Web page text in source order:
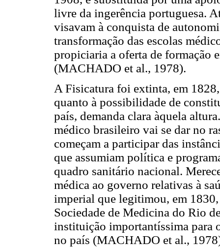
livre da ingerência portuguesa.
visavam à conquista de
transformação das escolas
propiciaria a oferta de formação
(MACHADO et al., 1978).
A Fisicatura foi extinta, em
quanto à possibilidade de
país, demanda clara àquela
médico brasileiro vai se dar no
começam a participar das
que assumiam política e
quadro sanitário nacional.
médica ao governo relativas à
imperial que legitimou, em
Sociedade de Medicina do Rio
instituição importantíssima para
no país (MACHADO et al.,